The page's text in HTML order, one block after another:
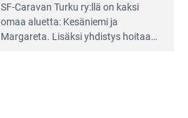
SF-Caravan Turku ry:llä on kaksi
omaa aluet­ta: Kesäniemi ja
Margareta. Lisäksi yhdis­tys hoitaa